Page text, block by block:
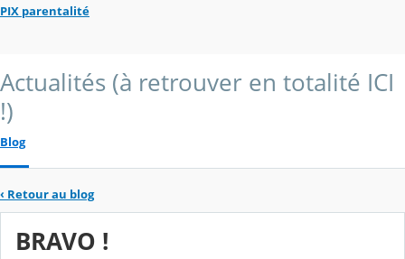
PIX parentalité
Actualités (à retrouver en totalité ICI
!)
Blog
‹ Retour au blog
BRAVO !